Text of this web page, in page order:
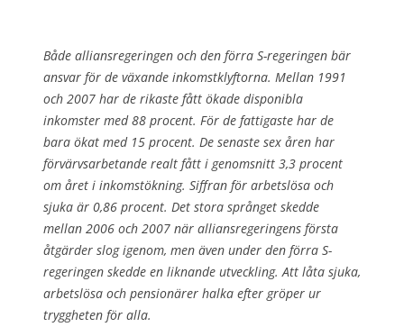
Både alliansregeringen och den förra S-regeringen bär
ansvar för de växande inkomstklyftorna. Mellan 1991
och 2007 har de rikaste fått ökade disponibla
inkomster med 88 procent. För de fattigaste har de
bara ökat med 15 procent. De senaste sex åren har
förvärvsarbetande realt fått i genomsnitt 3,3 procent
om året i inkomstökning. Siffran för arbetslösa och
sjuka är 0,86 procent. Det stora språnget skedde
mellan 2006 och 2007 när alliansregeringens första
åtgärder slog igenom, men även under den förra S-
regeringen skedde en liknande utveckling. Att låta sjuka,
arbetslösa och pensionärer halka efter gröper ur
tryggheten för alla.